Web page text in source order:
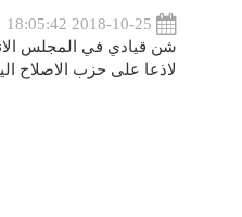
شن قيادي في المجلس
لاذعا على حزب الاصلاح